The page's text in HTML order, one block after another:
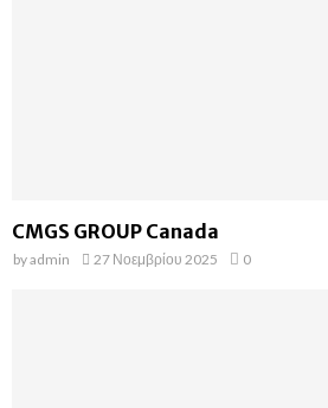
CMGS GROUP Canada
byadmin 27 Νοεμβρίου 2025 0